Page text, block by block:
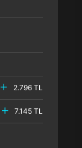
2.796 TL
7.145 TL